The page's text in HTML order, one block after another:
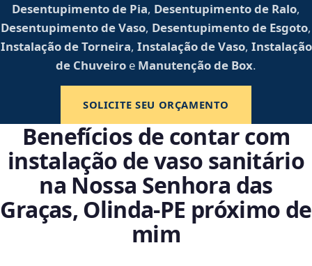
Desentupimento de Pia, Desentupimento de Ralo,
Desentupimento de Vaso, Desentupimento de Esgoto,
Instalação de Torneira, Instalação de Vaso, Instalação
de Chuveiro e Manutenção de Box.
SOLICITE SEU ORÇAMENTO
Benefícios de contar com
instalação de vaso sanitário
na Nossa Senhora das
Graças, Olinda‑PE próximo de
mim